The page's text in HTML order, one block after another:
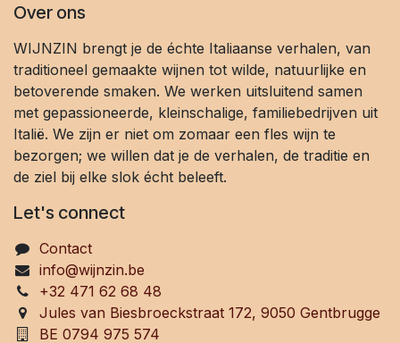
Over ons
WIJNZIN brengt je de échte Italiaanse verhalen, van
traditioneel gemaakte wijnen tot wilde, natuurlijke en
betoverende smaken. We werken uitsluitend samen
met gepassioneerde, kleinschalige, familiebedrijven uit
Italië. We zijn er niet om zomaar een fles wijn te
bezorgen; we willen dat je de verhalen, de traditie en
de ziel bij elke slok écht beleeft.
Let's connect
Contact
info@wijnzin.be
+32 471 62 68 48
Jules van Biesbroeckstraat 172, 9050 Gentbrugge
BE 0794 975 574